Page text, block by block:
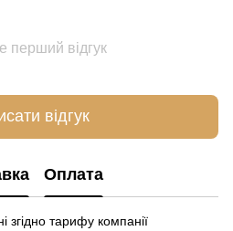
перший відгук
відгук
Оплата
тарифу компанії